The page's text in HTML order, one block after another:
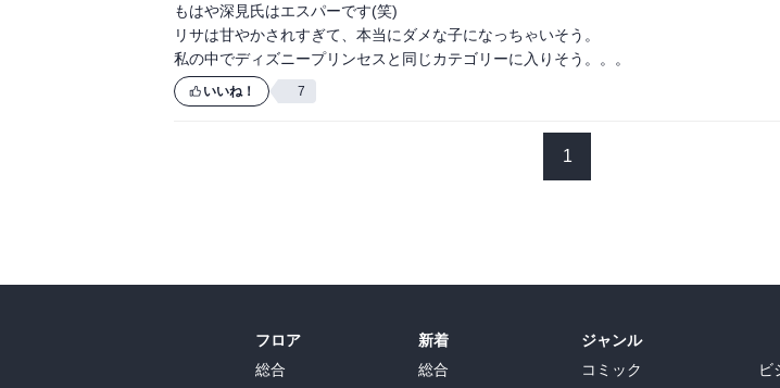
もはや深見氏はエスパーです(笑)
リサは甘やかされすぎて、本当にダメな子になっちゃいそう。
私の中でディズニープリンセスと同じカテゴリーに入りそう。。。
いいね！ 7
1
フロア
総合
新着
総合
ジャンル
コミック
ビ